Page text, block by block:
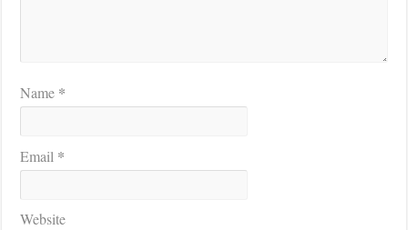
Name *
Email *
Website